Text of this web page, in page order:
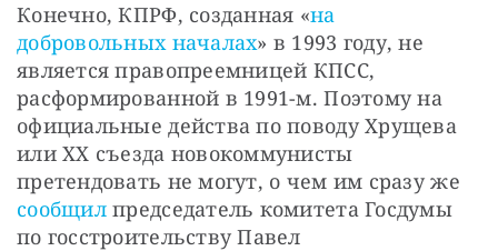
Конечно, КПРФ, созданная «на
добровольных началах» в 1993 году, не
является правопреемницей КПСС,
расформированной в 1991-м. Поэтому на
официальные действа по поводу Хрущева
или ХХ съезда новокоммунисты
сообщил председатель комитета Госдумы
по госстроительству Павел